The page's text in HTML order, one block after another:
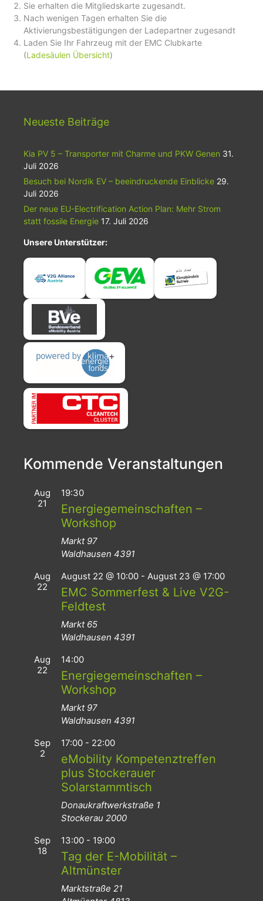
Sie erhalten die Mitgliedskarte zugesandt.
Nach wenigen Tagen erhalten Sie die
Aktivierungsbestätigungen der Ladepartner zugesandt
Laden Sie Ihr Fahrzeug mit der EMC Clubkarte
(Ladesäulen Übersicht)
Neueste Beiträge
Kia PV 5 – Transporter mit Charme und PKW Genen 31.
Juli 2026
Besuch bei Nordik EV – beeindruckende Einblicke 29.
Juli 2026
Der neue EU-Electrification Action Plan: Mehr Strom
statt fossile Energie 17. Juli 2026
Unsere Unterstützer:
Kommende Veranstaltungen
Aug
21
19:30
Energiegemeinschaften –
Workshop
Markt 97
Waldhausen 4391
Aug
22
August 22 @ 10:00 - August 23 @ 17:00
EMC Sommerfest & Live V2G-
Feldtest
Markt 65
Waldhausen 4391
Aug
22
14:00
Energiegemeinschaften –
Workshop
Markt 97
Waldhausen 4391
Sep
2
17:00 - 22:00
eMobility Kompetenztreffen
plus Stockerauer
Solarstammtisch
Donaukraftwerkstraße 1
Stockerau 2000
Sep
18
13:00 - 19:00
Tag der E-Mobilität –
Altmünster
Marktstraße 21